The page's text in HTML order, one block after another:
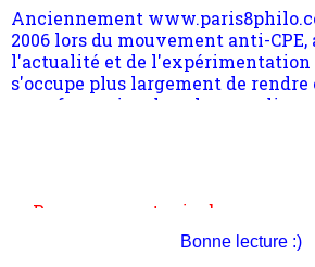
2006 lors du mouvement anti-
l'actualité et de l'expérimentation
s'occupe plus largement de rendre
transformation dans les
suivant la pensée du Dehors ou du
contrat est la marque d'une
multiples facteurs et échelles. Ce
articles pour être apte à un plus
gratuite (2 mails par mois),
hésitation, partagez le contenu
vous le pouvez faîtes des liens
Bonne lecture :)